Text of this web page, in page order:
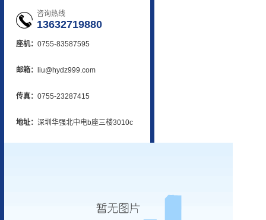
咨询热线
13632719880
座机： 0755-83587595
邮箱： liu@hydz999.com
传真： 0755-23287415
地址： 深圳华强北中电b座三楼3010c